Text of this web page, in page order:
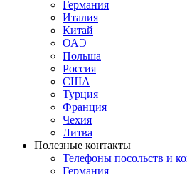
Германия
Италия
Китай
ОАЭ
Польша
Россия
США
Турция
Франция
Чехия
Литва
Полезные контакты
Телефоны посольств и
Германия